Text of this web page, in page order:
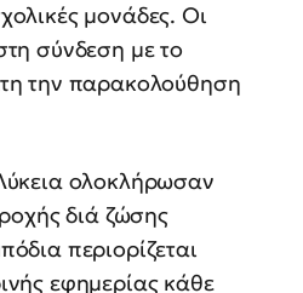
μονάδες. Οι
σύνδεση με το
την παρακολούθηση
ολοκλήρωσαν
διά ζώσης
περιορίζεται
εφημερίας κάθε